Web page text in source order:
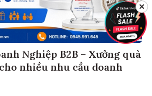
Nghiệp B2B – Xưởng quà
nhiều nhu cầu doanh
✕